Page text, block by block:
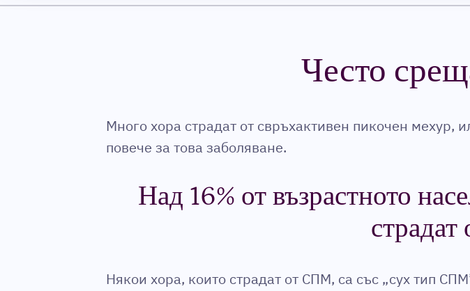
Често
Много хора страдат от свръхактивен пикочен мехур,
повече за това заболяване.
Над 16% от възрастното
Някои хора, които страдат от СПМ, са със „сух тип